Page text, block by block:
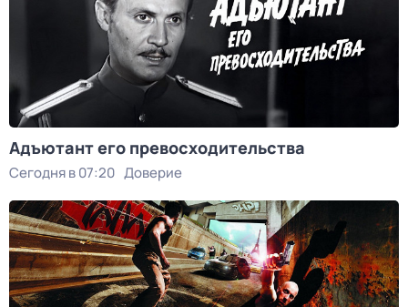
Адъютант его превосходительства
Сегодня в 07:20 Доверие